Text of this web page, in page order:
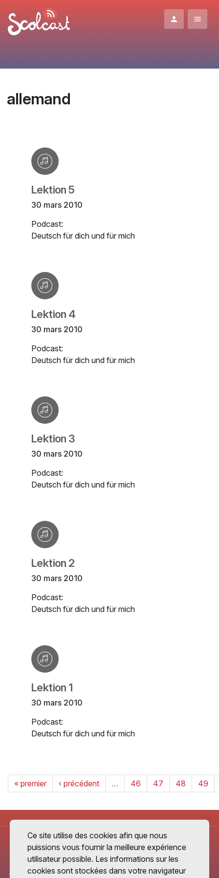
allemand
Lektion 5
30 mars 2010
Podcast:
Deutsch für dich und für mich
Lektion 4
30 mars 2010
Podcast:
Deutsch für dich und für mich
Lektion 3
30 mars 2010
Podcast:
Deutsch für dich und für mich
Lektion 2
30 mars 2010
Podcast:
Deutsch für dich und für mich
Lektion 1
30 mars 2010
Podcast:
Deutsch für dich und für mich
« premier ‹ précédent … 46 47 48 49
Ce site utilise des cookies afin que nous
puissions vous fournir la meilleure expérience
utilisateur possible. Les informations sur les
cookies sont stockées dans votre navigateur